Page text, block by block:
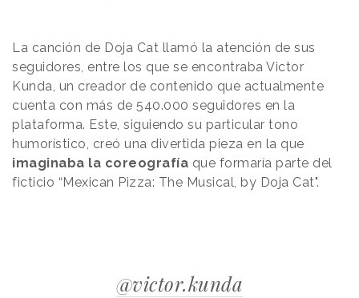
La canción de Doja Cat llamó la atención de sus
seguidores, entre los que se encontraba Victor
Kunda, un creador de contenido que actualmente
cuenta con más de 540.000 seguidores en la
plataforma. Este, siguiendo su particular tono
humorístico, creó una divertida pieza en la que
imaginaba la coreografía que formaría parte del
ficticio “Mexican Pizza: The Musical, by Doja Cat".
@victor.kunda